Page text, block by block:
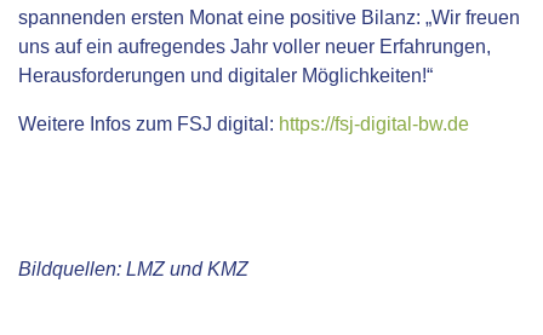
spannenden ersten Monat eine positive Bilanz: „Wir freuen
uns auf ein aufregendes Jahr voller neuer Erfahrungen,
Herausforderungen und digitaler Möglichkeiten!“
Weitere Infos zum FSJ digital: https://fsj-digital-bw.de
Bildquellen: LMZ und KMZ